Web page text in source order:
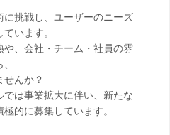
挑戦し、ユーザーのニーズ
います。
や、会社・チーム・社員の雰
せんか？
は事業拡大に伴い、新たな
的に募集しています。